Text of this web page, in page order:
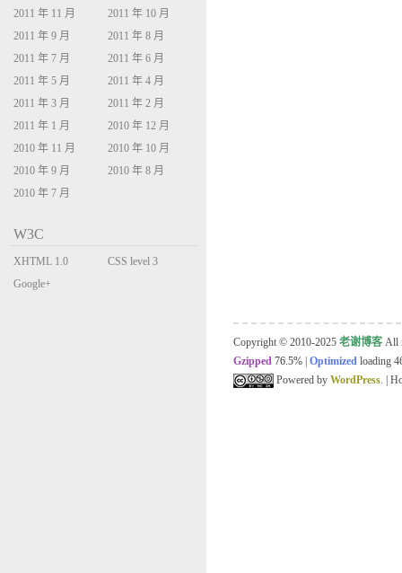
2011 年 11 月
2011 年 10 月
2011 年 9 月
2011 年 8 月
2011 年 7 月
2011 年 6 月
2011 年 5 月
2011 年 4 月
2011 年 3 月
2011 年 2 月
2011 年 1 月
2010 年 12 月
2010 年 11 月
2010 年 10 月
2010 年 9 月
2010 年 8 月
2010 年 7 月
W3C
XHTML 1.0
Transitional
CSS level 3
Google+
Copyright © 2010-2025 老谢博客 All
Gzipped 76.5% Optimized loading
Powered by WordPress. |